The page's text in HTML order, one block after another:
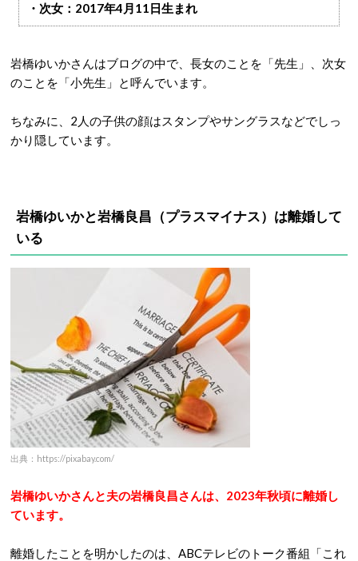
・次女：2017年4月11日生まれ
岩橋ゆいかさんはブログの中で、長女のことを「先生」、次女
のことを「小先生」と呼んでいます。
ちなみに、2人の子供の顔はスタンプやサングラスなどでしっ
かり隠しています。
岩橋ゆいかと岩橋良昌（プラスマイナス）は離婚して
いる
出典：https://pixabay.com/
岩橋ゆいかさんと夫の岩橋良昌さんは、2023年秋頃に離婚し
ています。
離婚したことを明かしたのは、ABCテレビのトーク番組「これ